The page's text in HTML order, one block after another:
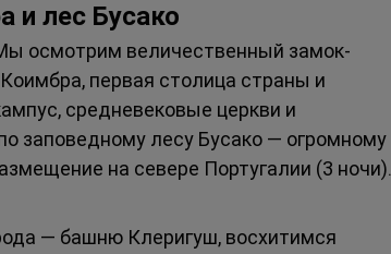
и лес Бусако
осмотрим величественный замок-
первая столица страны и
средневековые церкви и
заповедному лесу Бусако — огромному
на севере Португалии (3 ночи).
— башню Клеригуш, восхитимся